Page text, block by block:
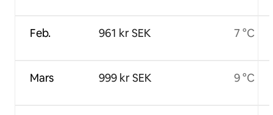
Feb.
Mars
961 kr SEK
999 kr SEK
7 °C
9 °C